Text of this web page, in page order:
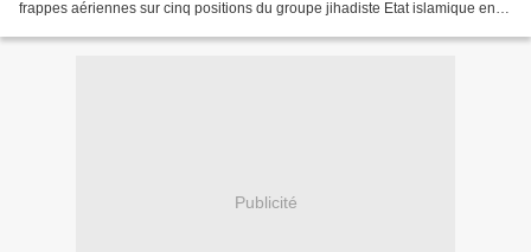
frappes aériennes sur cinq positions du groupe jihadiste Etat islamique en
Publicité